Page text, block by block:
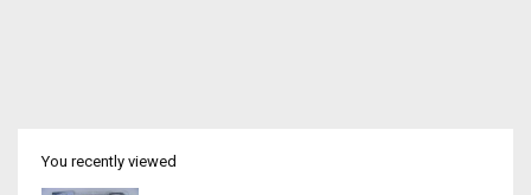
You recently viewed